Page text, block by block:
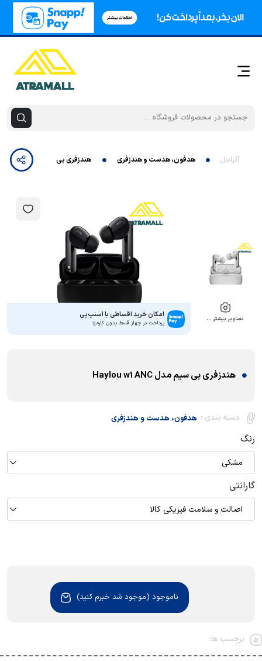
آترامال هدفون، هدست و هندزفری هندزفری بی سیم مدل Haylou w1 ANC
تصاویر بیشتر … امکان خرید اقساطی با اسنپ‌پی
پرداخت در چهار قسط بدون کارمزد
هندزفری بی سیم مدل Haylou w1 ANC
دسته بندی : هدفون، هدست و هندزفری
رنگ
مشکی
گارانتی
اصالت و سلامت فیزیکی کالا
ناموجود (موجود شد خبرم کنید)
برچسب ها: